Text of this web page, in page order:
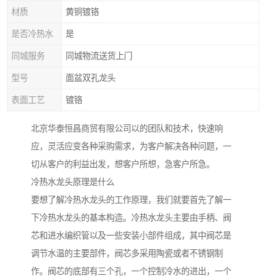
材质 黄铜镀铬
是否冷热水 是
同城服务 同城物流送货上门
型号 面盆双孔龙头
表面工艺 镀铬
北京华泰恒昌商贸有限公司以的团队和技术，快速响
应，灵活应变各种采购需求，为客户解决各种问题，一
切从客户的利益出发，想客户所想，急客户所急。
冷热水龙头原理是什么
要想了解冷热水龙头的工作原理，我们就要首先了解一
下冷热水龙头的基本构造。冷热水龙头主要由手柄、阀
芯和进水编织管以及一些安装小部件组成，其中阀芯是
调节水温的主要部件，阀芯多采用陶瓷或者不锈钢制
作。阀芯的底部有三个孔，一个控制冷水的进出，一个